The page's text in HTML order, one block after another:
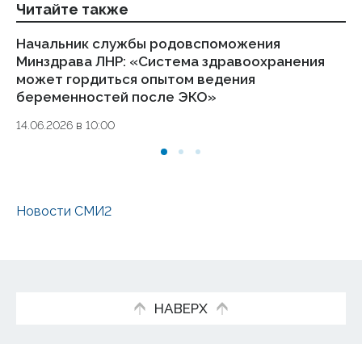
Читайте также
Начальник службы родовспоможения
Минздрава ЛНР: «Система здравоохранения
может гордиться опытом ведения
беременностей после ЭКО»
14.06.2026 в 10:00
Новости СМИ2
НАВЕРХ